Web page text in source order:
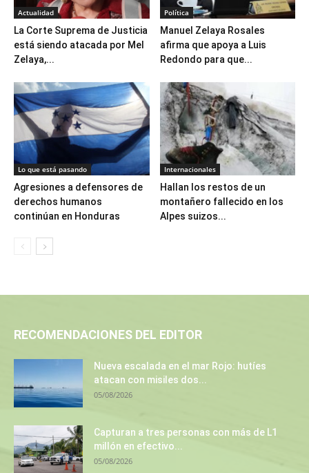
Actualidad
La Corte Suprema de Justicia
está siendo atacada por Mel
Zelaya,...
Política
Manuel Zelaya Rosales
afirma que apoya a Luis
Redondo para que...
Lo que está pasando
Agresiones a defensores de
derechos humanos
continúan en Honduras
Internacionales
Hallan los restos de un
montañero fallecido en los
Alpes suizos...
RECOMENDACIONES DEL EDITOR
Nueva escalada en el mar Rojo: hutíes
atacan con misiles dos...
05/08/2026
Capturan a tres personas con más de L1
millón en efectivo...
05/08/2026